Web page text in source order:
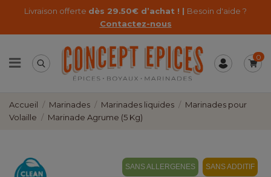
Livraison offerte dès 29.50€ d’achat ! | Besoin d'aide ?
Contactez-nous
0
Accueil Marinades Marinades liquides
Marinades pour
Volaille
Marinade Agrume (5 Kg)
SANS ALLERGENES SANS ADDITIF